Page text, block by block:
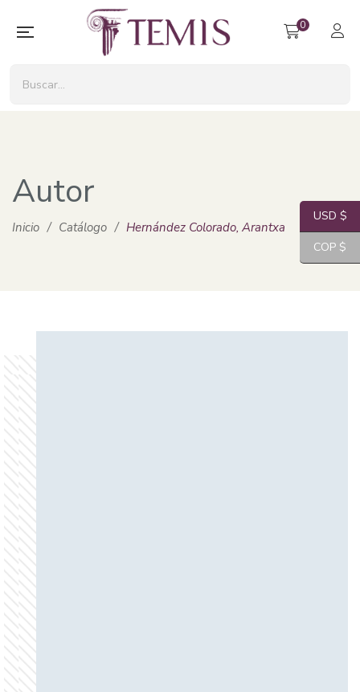
0
Autor
Inicio / Catálogo / Hernández Colorado, Arantxa
USD $
COP $